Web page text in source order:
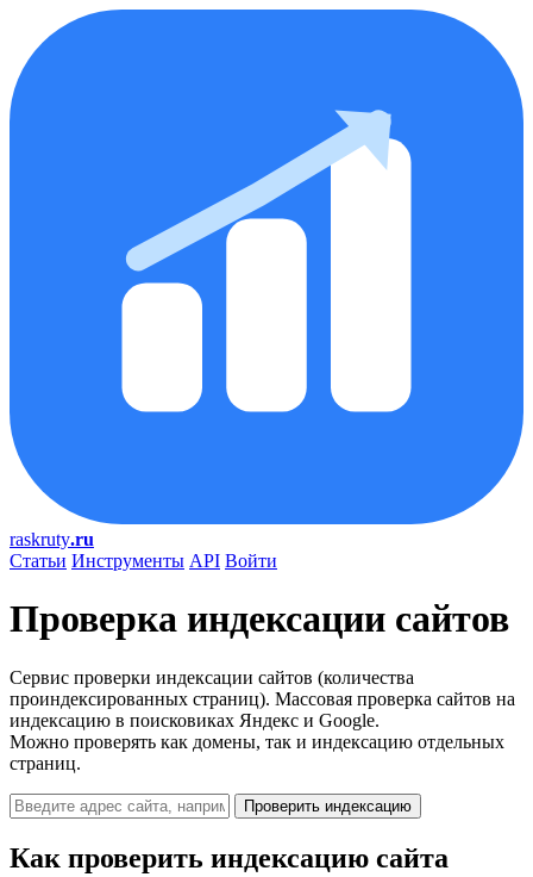
raskruty.ru
Статьи Инструменты API Войти
Проверка индексации сайтов
Сервис проверки индексации сайтов (количества
проиндексированных страниц). Массовая проверка сайтов на
индексацию в поисковиках Яндекс и Google.
Можно проверять как домены, так и индексацию отдельных
страниц.
Проверить индексацию
Как проверить индексацию сайта